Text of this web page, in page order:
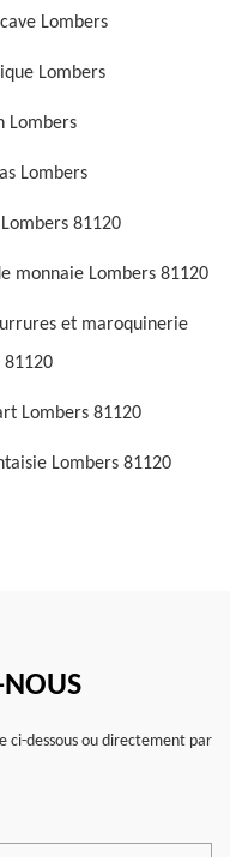
Lombers
Lombers
Lombers
Lombers
81120
monnaie Lombers 81120
et maroquinerie
81120
Lombers 81120
Lombers 81120
NOUS
ci-dessous ou directement par